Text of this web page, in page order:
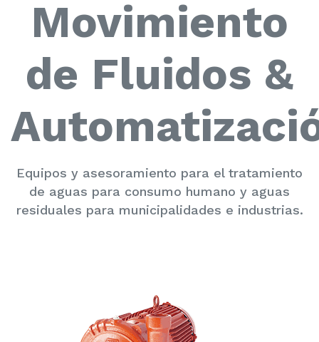
Movimiento
de Fluidos &
Equipos y asesoramiento para el tratamiento
de aguas para consumo humano y aguas
residuales para municipalidades e industrias.